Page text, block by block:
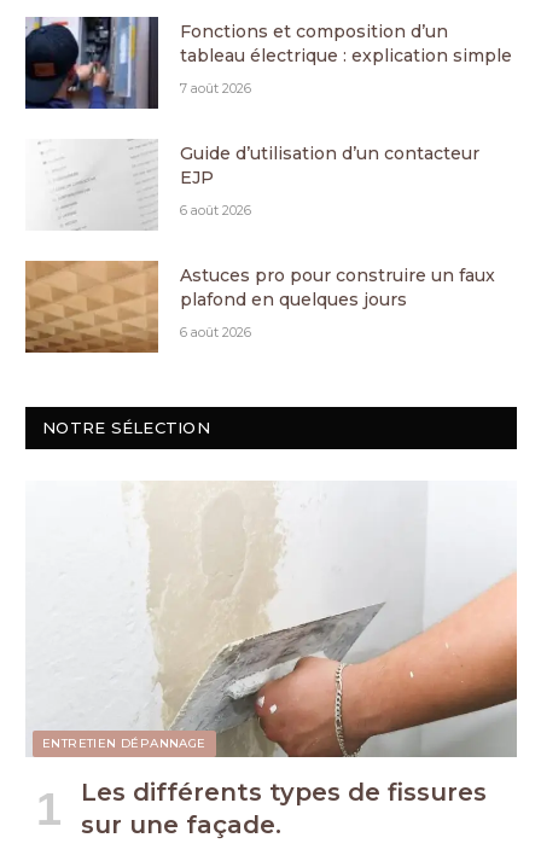
Fonctions et composition d’un
tableau électrique : explication simple
7 août 2026
Guide d’utilisation d’un contacteur
EJP
6 août 2026
Astuces pro pour construire un faux
plafond en quelques jours
6 août 2026
NOTRE SÉLECTION
ENTRETIEN DÉPANNAGE
Les différents types de fissures
sur une façade.